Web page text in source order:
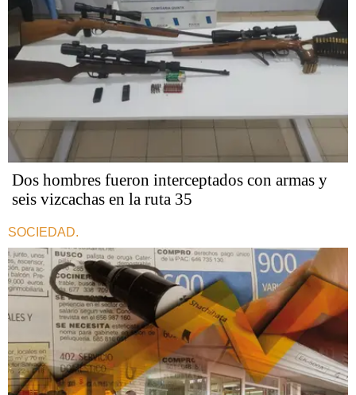
Dos hombres fueron interceptados con armas y
seis vizcachas en la ruta 35
SOCIEDAD.